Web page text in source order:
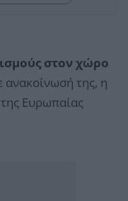
στον χώρο
ανακοίνωσή της, η
Ευρωπαίας